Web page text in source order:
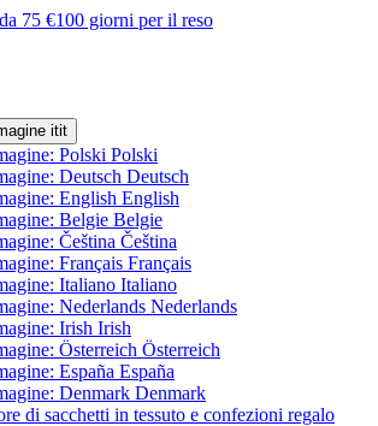
75 €100 giorni per il reso
it
Polski
Deutsch
English
Belgie
Čeština
Français
Italiano
Nederlands
Irish
Österreich
España
Denmark